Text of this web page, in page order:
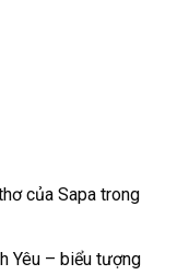
của Sapatrong
Yêu – biểu tượng